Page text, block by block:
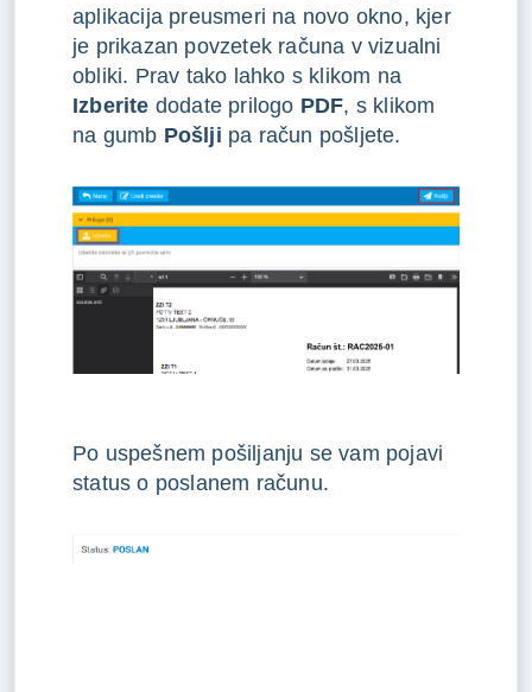
aplikacija preusmeri na novo okno, kjer
je prikazan povzetek računa v vizualni
obliki. Prav tako lahko s klikom na
Izberite dodate prilogo PDF, s klikom
na gumb Pošlji pa račun pošljete.
Po uspešnem pošiljanju se vam pojavi
status o poslanem računu.